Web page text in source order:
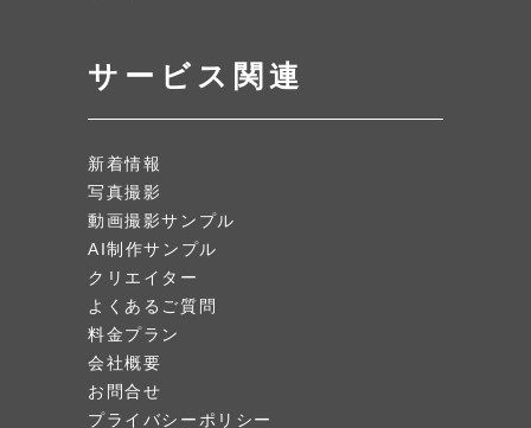
サービス関連
新着情報
写真撮影
動画撮影サンプル
AI制作サンプル
クリエイター
よくあるご質問
料金プラン
会社概要
お問合せ
プライバシーポリシー